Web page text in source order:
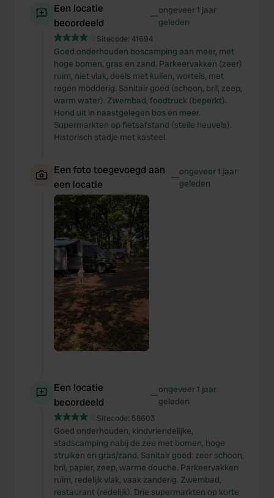
Een locatie
beoordeeld
—ongeveer 1 jaar
geleden
Sitecode: 41694
Goed onderhouden boscamping aan meer, met
hoge bomen, gras en zand. Parkeervakken (zeer)
ruim, niet vlak, deels met kuilen, wortels, met
regen modderig. Sanitair goed (schoon, bril, zeep,
warm water). Zwembad, foodtruck (beperkt).
Hond uit in naastgelegen bos en meer.
Supermarkten op fietsafstand (steile heuvels).
Historisch stadje met kasteel.
Een foto toegevoegd aan
een locatie
—ongeveer 1 jaar
geleden
Een locatie
beoordeeld
—ongeveer 1 jaar
geleden
Sitecode: 58603
Goed onderhouden, kindvriendelijke,
stadscamping nabij de zee met bomen, hoge
struiken en gras/zand. Sanitair goed: zeer schoon,
bril, papier, zeep, warme douche. Parkeervakken
ruim, redelijk vlak, vaak zanderig. Zwembad,
restaurant (redelijk). Drie supermarkten op korte